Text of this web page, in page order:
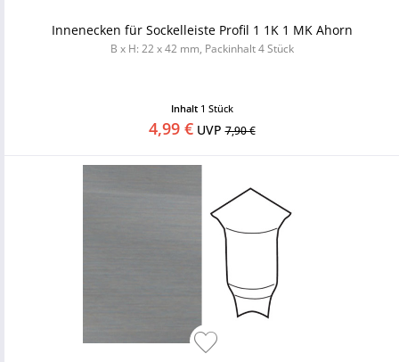
Innenecken für Sockelleiste Profil 1 1K 1 MK Ahorn
B x H: 22 x 42 mm, Packinhalt 4 Stück
Inhalt 1 Stück
4,99 €UVP7,90 €